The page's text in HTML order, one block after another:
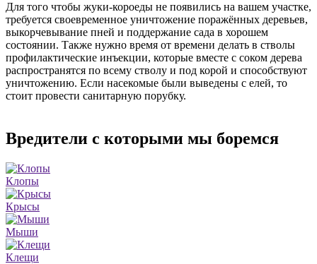
Для того чтобы жуки-короеды не появились на вашем участке,
требуется своевременное уничтожение поражённых деревьев,
выкорчевывание пней и поддержание сада в хорошем
состоянии. Также нужно время от времени делать в стволы
профилактические инъекции, которые вместе с соком дерева
распространятся по всему стволу и под корой и способствуют
уничтожению. Если насекомые были выведены с елей, то
стоит провести санитарную порубку.
Вредители с которыми мы боремся
Клопы
Крысы
Мыши
Клещи